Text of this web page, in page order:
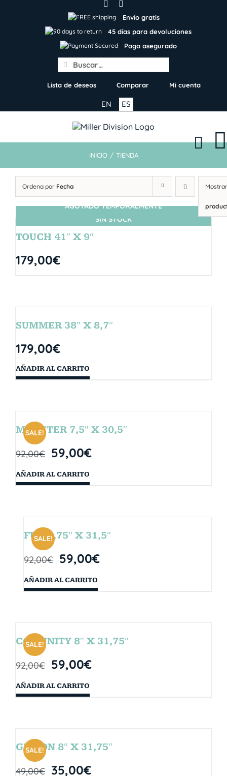
Envío gratis
45 días para devoluciones
Pago asegurado
Search
for:
Lista de deseos Comparar Mi cuenta
ES
EN
INICIO / TIENDA
Ordena por Fecha
SIN STOCK
AGOTADO TEMPORALMENTE
TOUCH 41″ X 9″
179,00€
SUMMER 38″ X 8,7″
179,00€
AÑADIR AL CARRITO
SALE!
MONSTER 7,5″ X 30,5″
92,00€ 59,00€
AÑADIR AL CARRITO
SALE!
FUN 7,75″ X 31,5″
92,00€ 59,00€
AÑADIR AL CARRITO
SALE!
COMUNITY 8″ X 31,75″
92,00€ 59,00€
AÑADIR AL CARRITO
SALE!
GIBSON 8″ X 31,75″
49,00€ 35,00€